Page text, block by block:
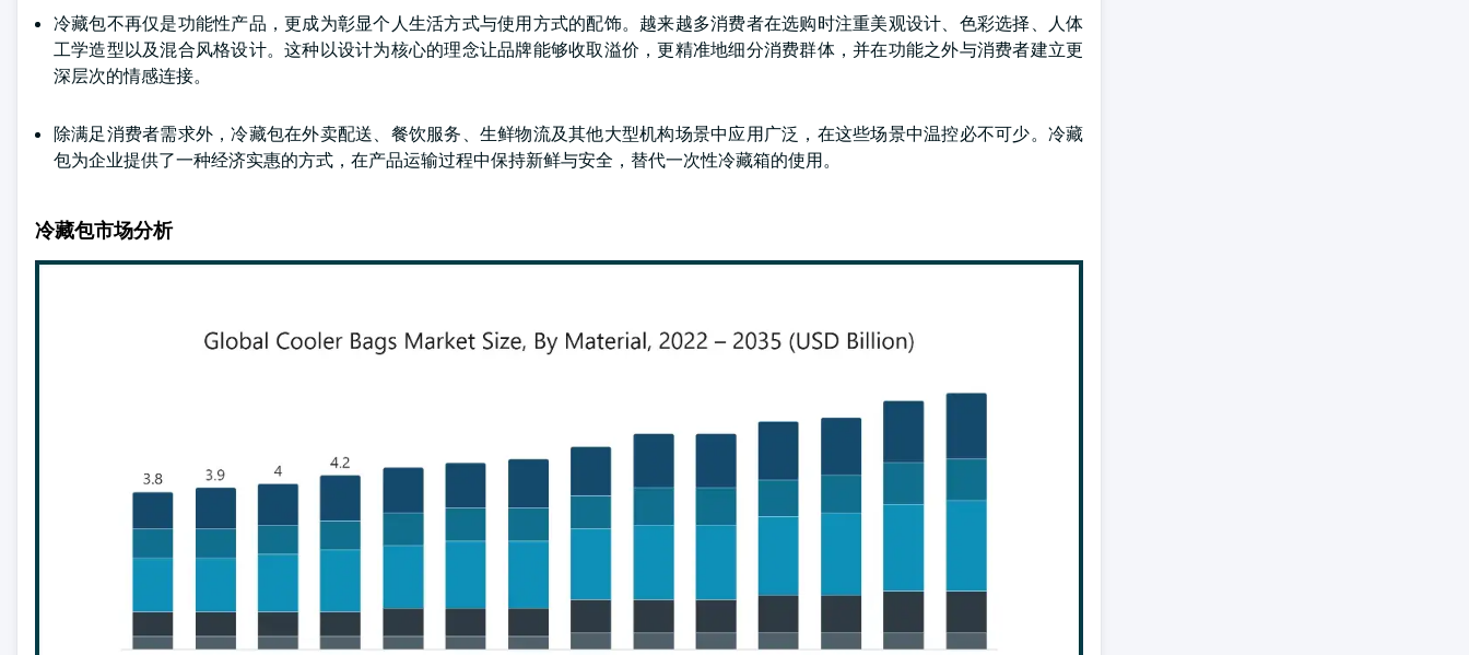
冷藏包不再仅是功能性产品，更成为彰显个人生活方式与使用方式的配饰。越来越多消费者在选购时注重美观设计、色彩选择、人体
工学造型以及混合风格设计。这种以设计为核心的理念让品牌能够收取溢价，更精准地细分消费群体，并在功能之外与消费者建立更
深层次的情感连接。
除满足消费者需求外，冷藏包在外卖配送、餐饮服务、生鲜物流及其他大型机构场景中应用广泛，在这些场景中温控必不可少。冷藏
包为企业提供了一种经济实惠的方式，在产品运输过程中保持新鲜与安全，替代一次性冷藏箱的使用。
冷藏包市场分析